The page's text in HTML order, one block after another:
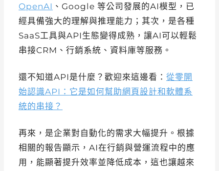
OpenAI 、Google 等公司發展的AI模型，已
經具備強大的理解與推理能力；其次，是各種
SaaS工具與API生態變得成熟，讓AI可以輕鬆
串接CRM、行銷系統、資料庫等服務。
還不知道API是什麼？歡迎來這邊看： 從零開
始認識API：它是如何幫助網頁設計和軟體系
統的串接？
再來，是企業對自動化的需求大幅提升。根據
相關的報告顯示，AI在行銷與營運流程中的應
用，能顯著提升效率並降低成本，這也讓越來